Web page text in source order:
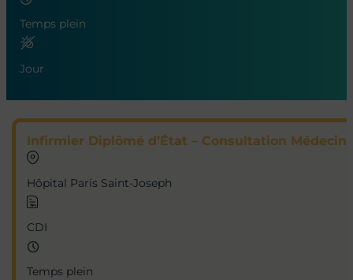
Temps plein
Jour
Infirmier Diplômé d’État – Consultation
Hôpital Paris Saint-Joseph
CDI
Temps plein